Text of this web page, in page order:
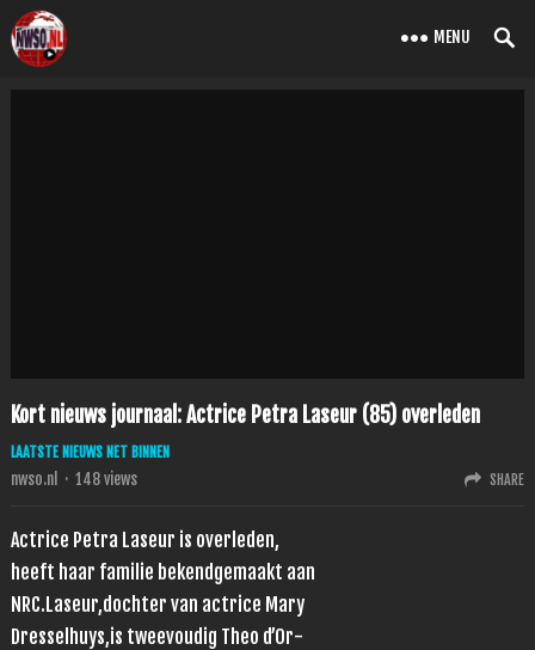
MENU
Kort nieuws journaal: Actrice Petra Laseur (85) overleden
LAATSTE NIEUWS NET BINNEN
nwso.nl · 148views SHARE
Actrice Petra Laseur is overleden,
heeft haar familie bekendgemaakt aan
NRC.Laseur,dochter van actrice Mary
Dresselhuys,is tweevoudig Theo d’Or-